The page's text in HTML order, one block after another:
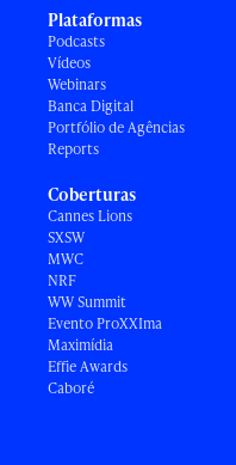
Plataformas
Podcasts
Vídeos
Webinars
Banca Digital
Portfólio de Agências
Reports
Coberturas
Cannes Lions
SXSW
MWC
NRF
WW Summit
Evento ProXXIma
Maximídia
Effie Awards
Caboré